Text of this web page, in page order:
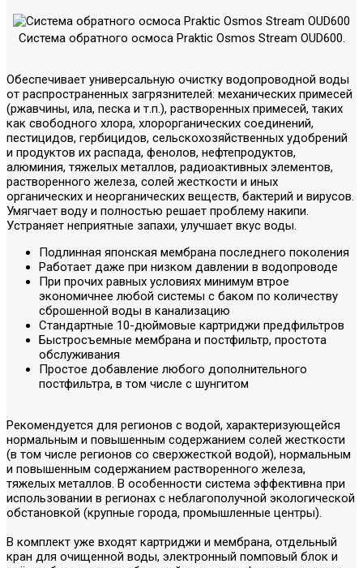
Система обратного осмоса Praktic Osmos Stream OUD600.
Обеспечивает универсальную очистку водопроводной воды
от распространенных загрязнителей: механических примесей
(ржавчины, ила, песка и т.п.), растворенных примесей, таких
как свободного хлора, хлорорганических соединений,
пестицидов, гербицидов, сельскохозяйственных удобрений
и продуктов их распада, фенолов, нефтепродуктов,
алюминия, тяжелых металлов, радиоактивных элементов,
растворенного железа, солей жесткости и иных
органических и неорганических веществ, бактерий и вирусов.
Умягчает воду и полностью решает проблему накипи.
Устраняет неприятные запахи, улучшает вкус воды.
Подлинная японская мембрана последнего поколения
Работает даже при низком давлении в водопроводе
При прочих равных условиях минимум втрое
экономичнее любой системы с баком по количеству
сброшенной воды в канализацию
Стандартные 10-дюймовые картриджи предфильтров
Быстросъемные мембрана и постфильтр, простота
обслуживания
Простое добавление любого дополнительного
постфильтра, в том числе с шунгитом
Рекомендуется для регионов с водой, характеризующейся
нормальным и повышенным содержанием солей жесткости
(в том числе регионов со сверхжесткой водой), нормальным
и повышенным содержанием растворенного железа,
тяжелых металлов. В особенности система эффективна при
использовании в регионах с неблагополучной экологической
обстановкой (крупные города, промышленные центры).
В комплект уже входят картриджи и мембрана, отдельный
кран для очищенной воды, электронный помповый блок и